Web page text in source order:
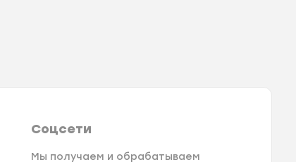
Соцсети
Мы получаем и обрабатываем